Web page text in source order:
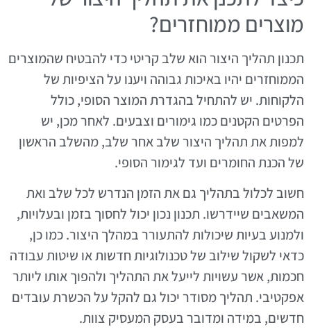
מוצרים ממוחזרים?
תכנון תהליך היצור הוא שלב קריטי כדי להבטיח שהמוצרים
הממוחזרים יהיו באיכות גבוהה ויענו על הציפיות של
הלקוחות. יש להתחיל בהגדרת המוצר הסופי, כולל
הפרטים הקטנים כמו גימורים וצבעים. לאחר מכן, יש
למפות את תהליך היצור שלב אחר שלב, מהשלב הראשון
של הכנת החומרים ועד לגימור הסופי.
חשוב לכלול בתהליך גם את הזמן הנדרש לכל שלב ואת
המשאבים שיידרשו. תכנון נכון יכול לחסוך בזמן ובעלויות,
ולמנוע בעיות שיכולות להתעורר במהלך היצור. כמו כן,
כדאי לשקול שילוב של טכנולוגיות חדשות או שיטות עבודה
חכמות, אשר עשויות לייעל את התהליך ולהפוך אותו ליותר
אפקטיבי. תהליך מסודר יכול גם להקל על הכשרת עובדים
חדשים, במידה ומדובר בעסק המעסיק צוות.